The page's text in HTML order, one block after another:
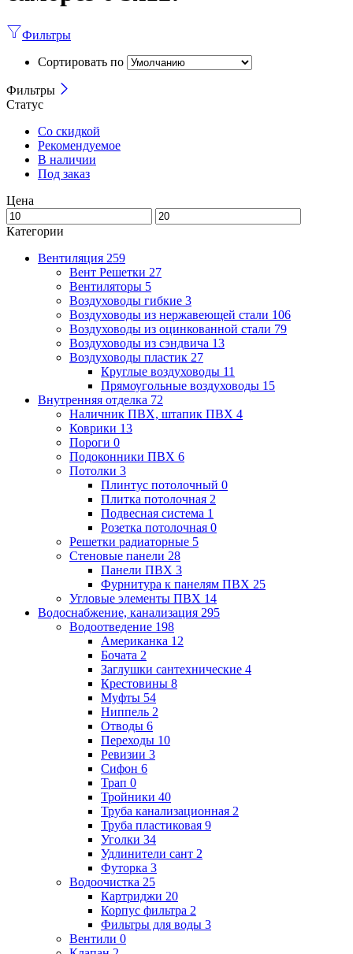
Фильтры
Сортировать по
Фильтры
Статус
Со скидкой
Рекомендуемое
В наличии
Под заказ
Цена
Категории
Вентиляция 259
Вент Решетки 27
Вентиляторы 5
Воздуховоды гибкие 3
Воздуховоды из нержавеющей стали 106
Воздуховоды из оцинкованной стали 79
Воздуховоды из сэндвича 13
Воздуховоды пластик 27
Круглые воздуховоды 11
Прямоугольные воздуховоды 15
Внутренняя отделка 72
Наличник ПВХ, штапик ПВХ 4
Коврики 13
Пороги 0
Подоконники ПВХ 6
Потолки 3
Плинтус потолочный 0
Плитка потолочная 2
Подвесная система 1
Розетка потолочная 0
Решетки радиаторные 5
Стеновые панели 28
Панели ПВХ 3
Фурнитура к панелям ПВХ 25
Угловые элементы ПВХ 14
Водоснабжение, канализация 295
Водоотведение 198
Американка 12
Бочата 2
Заглушки сантехнические 4
Крестовины 8
Муфты 54
Ниппель 2
Отводы 6
Переходы 10
Ревизии 3
Сифон 6
Трап 0
Тройники 40
Труба канализационная 2
Труба пластиковая 9
Уголки 34
Удлинители сант 2
Футорка 3
Водоочистка 25
Картриджи 20
Корпус фильтра 2
Фильтры для воды 3
Вентили 0